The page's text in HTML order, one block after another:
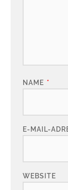
NAME *
E-MAIL-
WEBSITE